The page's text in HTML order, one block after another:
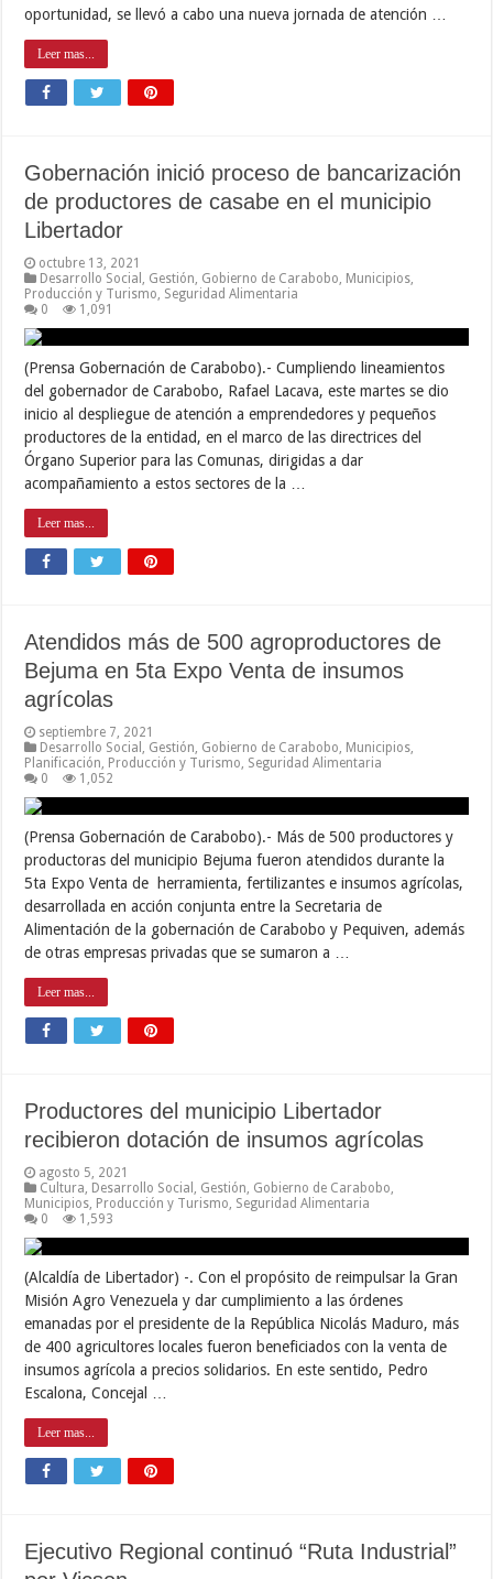
oportunidad, se llevó a cabo una nueva jornada de atención …
Leer mas...
Gobernación inició proceso de bancarización
de productores de casabe en el municipio
Libertador
octubre 13, 2021
Desarrollo Social
Gestión Gobierno de Carabobo Municipios
Producción y Turismo Seguridad Alimentaria
0
1,091
(Prensa Gobernación de Carabobo).- Cumpliendo lineamientos
del gobernador de Carabobo, Rafael Lacava, este martes se dio
inicio al despliegue de atención a emprendedores y pequeños
productores de la entidad, en el marco de las directrices del
Órgano Superior para las Comunas, dirigidas a dar
acompañamiento a estos sectores de la …
Leer mas...
Atendidos más de 500 agroproductores de
Bejuma en 5ta Expo Venta de insumos
agrícolas
septiembre 7, 2021
Desarrollo Social
Gestión Gobierno de Carabobo Municipios
Planificación Producción y Turismo Seguridad Alimentaria
0
1,052
(Prensa Gobernación de Carabobo).- Más de 500 productores y
productoras del municipio Bejuma fueron atendidos durante la
5ta Expo Venta de herramienta, fertilizantes e insumos agrícolas,
desarrollada en acción conjunta entre la Secretaria de
Alimentación de la gobernación de Carabobo y Pequiven, además
de otras empresas privadas que se sumaron a …
Leer mas...
Productores del municipio Libertador
recibieron dotación de insumos agrícolas
agosto 5, 2021
Cultura Desarrollo Social Gestión Gobierno de Carabobo
Municipios Producción y Turismo Seguridad Alimentaria
0
1,593
(Alcaldía de Libertador) -. Con el propósito de reimpulsar la Gran
Misión Agro Venezuela y dar cumplimiento a las órdenes
emanadas por el presidente de la República Nicolás Maduro, más
de 400 agricultores locales fueron beneficiados con la venta de
insumos agrícola a precios solidarios. En este sentido, Pedro
Escalona, Concejal …
Leer mas...
Ejecutivo Regional continuó “Ruta Industrial”